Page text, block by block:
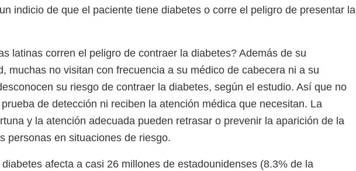
indicio de que el paciente tiene diabetes o corre el peligro de presentar la
latinas corren el peligro de contraer la diabetes? Además de su
muchas no visitan con frecuencia a su médico de cabecera ni a su
su riesgo de contraer la diabetes, según el estudio. Así que no
de detección ni reciben la atención médica que necesitan. La
y la atención adecuada pueden retrasar o prevenir la aparición de la
personas en situaciones de riesgo.
afecta a casi 26 millones de estadounidenses (8.3% de la